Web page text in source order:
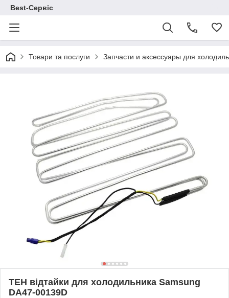
Best-Сервіс
Товари та послуги Запчасти и аксессуары для
ТЕН відтайки для холодильника Samsung
DA47-00139D